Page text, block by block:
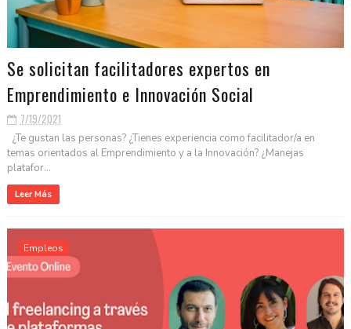
Se solicitan facilitadores expertos en
Emprendimiento e Innovación Social
7/19/2021
¿Te gustan las personas? ¿Tienes experiencia como facilitador/a en
temas orientados al Emprendimiento y a la Innovación? ¿Manejas
platafor...
Leer Más
Empleos